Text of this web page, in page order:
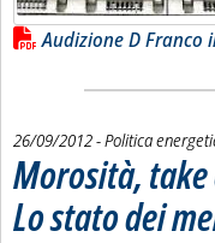
Lista allegati PDF
Audizione D Franco
26/09/2012- Politica
Morosità, take
Lo stato dei